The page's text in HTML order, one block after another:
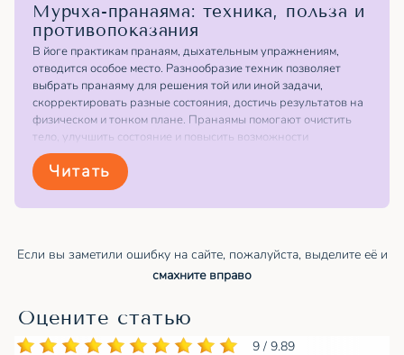
Мурчха-пранаяма: техника, польза и
противопоказания
В йоге практикам пранаям, дыхательным упражнениям,
отводится особое место. Разнообразие техник позволяет
выбрать пранаяму для решения той или иной задачи,
скорректировать разные состояния, достичь результатов на
физическом и тонком плане. Пранаямы помогают очистить
тело, улучшить состояние и повысить возможности
дыхательной системы, а также достичь осознанности и
научиться управлять праной...
Читать
Если вы заметили ошибку на сайте, пожалуйста, выделите её и
смахните вправо
Оцените статью
9 / 9.89